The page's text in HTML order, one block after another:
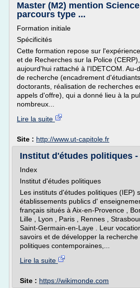
Master (M2) mention
parcours type ...
Formation initiale
Spécificités
Cette formation repose sur
et de Recherches sur la Police
aujourd'hui rattaché à l'IDETCOM. Au-
de recherche (encadrement
doctorants, réalisation de recherches
appels d'offre), qui a donné lieu à la
nombreux...
Lire la suite
Site : http://www.ut-capitole.fr
Institut d'études politiques
Index
Institut d'études politiques
Les instituts d'études politiques (IEP)
établissements publics d'
français situés à Aix-en-Provence ,
Lille , Lyon , Paris , Rennes ,
Saint-Germain-en-Laye . Leur
savoirs et de développer la
politiques contemporaines,...
Lire la suite
Site : https://wikimonde.com